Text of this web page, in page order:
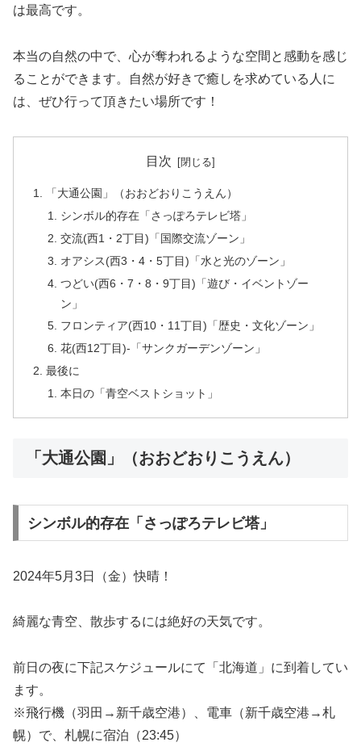
は最高です。
本当の自然の中で、心が奪われるような空間と感動を感じ
ることができます。自然が好きで癒しを求めている人に
は、ぜひ行って頂きたい場所です！
目次
「大通公園」（おおどおりこうえん）
シンボル的存在「さっぽろテレビ塔」
交流(西1・2丁目)「国際交流ゾーン」
オアシス(西3・4・5丁目)「水と光のゾーン」
つどい(西6・7・8・9丁目)「遊び・イベントゾー
ン」
フロンティア(西10・11丁目)「歴史・文化ゾーン」
花(西12丁目)-「サンクガーデンゾーン」
最後に
本日の「青空ベストショット」
「大通公園」（おおどおりこうえん）
シンボル的存在「さっぽろテレビ塔」
2024年5月3日（金）快晴！
綺麗な青空、散歩するには絶好の天気です。
前日の夜に下記スケジュールにて「北海道」に到着してい
ます。
※飛行機（羽田→新千歳空港）、電車（新千歳空港→札
幌）で、札幌に宿泊（23:45）